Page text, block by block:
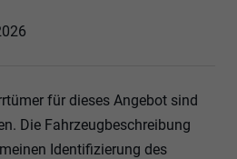
für dieses Angebot sind
Die Fahrzeugbeschreibung
Identifizierung des